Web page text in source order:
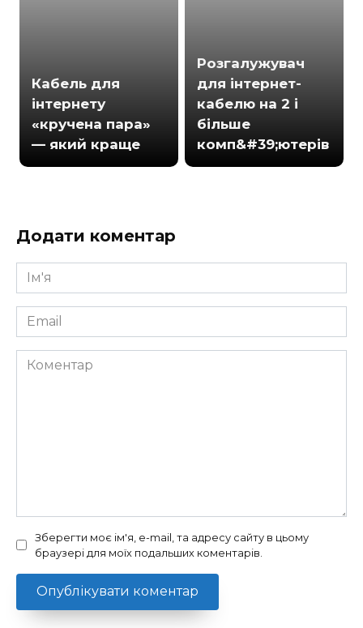
Кабель для
інтернету
«кручена пара»
— який краще
Розгалужувач
для інтернет-
кабелю на 2 і
більше
комп&#39;ютерів
Додати коментар
Ім'я
*
Email
*
Коментар
Зберегти моє ім'я, e-mail, та адресу сайту в цьому
браузері для моїх подальших коментарів.